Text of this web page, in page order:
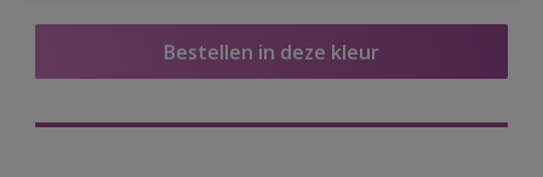
Bestellen in deze kleur